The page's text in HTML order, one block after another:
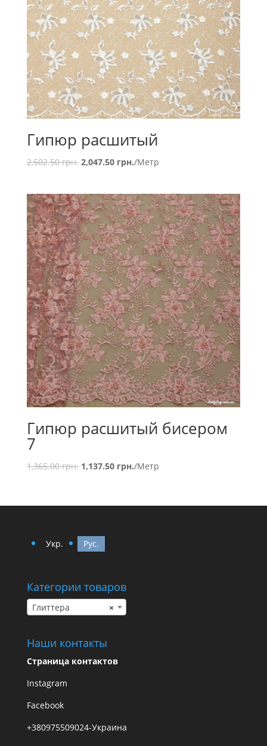
Гипюр расшитый
2,502.50грн. 2,047.50 грн./Метр
Гипюр расшитый бисером
7
1,365.00грн. 1,137.50 грн./Метр
Укр. Рус.
Категории товаров
×
Глиттера
Наши контакты
Страница контактов
Instagram
Facebook
+380975509024-Украина